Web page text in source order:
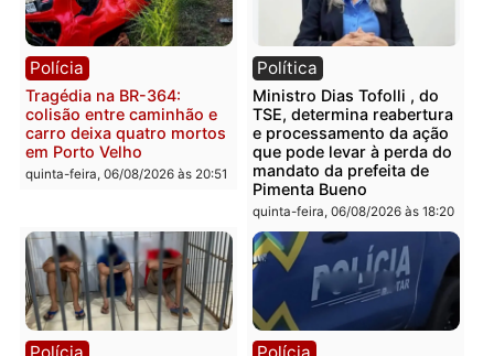
Polícia
Casal é preso pela PRF
com mais de 72 quilos de
mercúrio escondidos em
estepe em Porto Velho
sexta-feira, 07/08/2026 às 09:38
Polícia
Polícia Civil deflagra
operação contra facção
criminosa que atacava
provedores de internet
Rondônia
sexta-feira, 07/08/2026 às
Polícia Polícia